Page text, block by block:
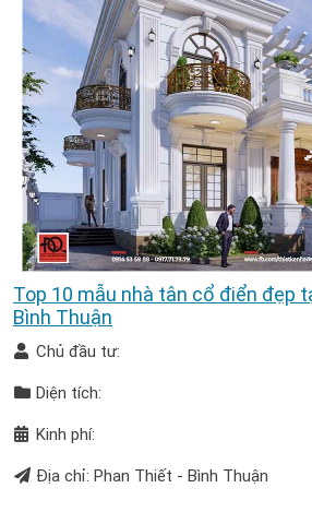
Top 10 mẫu nhà tân cổ điển đẹp
Bình Thuận
Chủ đầu tư:
Diện tích:
Kinh phí:
Địa chỉ: Phan Thiết - Bình Thuận